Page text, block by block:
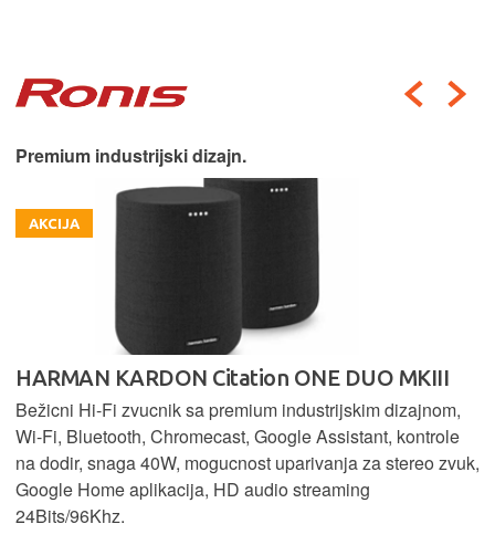
Premium industrijski dizajn.
AKCIJA
HARMAN KARDON Citation ONE DUO MKIII
Bežicni Hi-Fi zvucnik sa premium industrijskim dizajnom,
Wi-Fi, Bluetooth, Chromecast, Google Assistant, kontrole
na dodir, snaga 40W, mogucnost uparivanja za stereo zvuk,
Google Home aplikacija, HD audio streaming
24Bits/96Khz.